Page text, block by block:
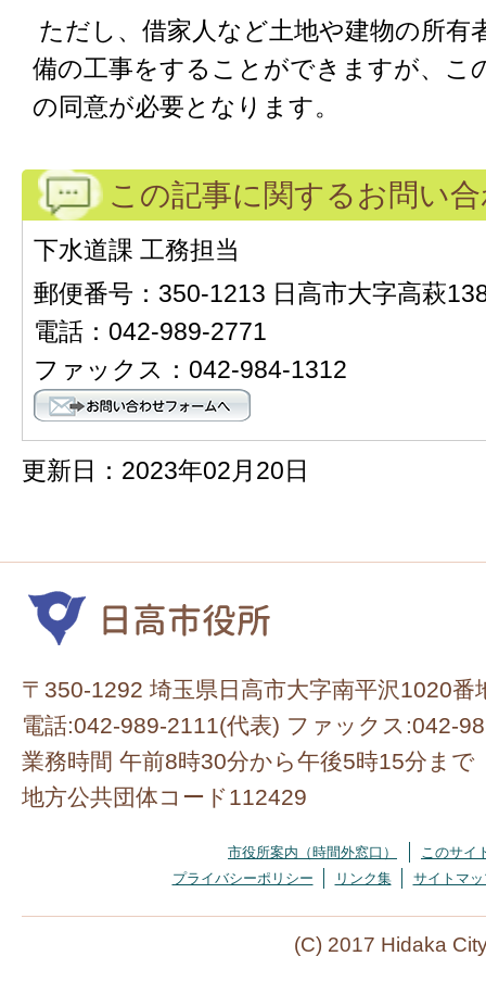
ただし、借家人など土地や建物の所有
備の工事をすることができますが、こ
の同意が必要となります。
この記事に関するお問い
下水道課 工務担当
郵便番号：350-1213 日高市大字高萩
電話：042-989-2771
ファックス：042-984-1312
更新日：2023年02月20日
〒350-1292 埼玉県日高市大字南平沢1020番
電話:042-989-2111(代表) ファックス:042-
業務時間 午前8時30分から午後5時15分まで
地方公共団体コード112429
市役所案内（時間外窓口）
このサイ
プライバシーポリシー
リンク集 サイトマッ
(C) 2017 Hidaka